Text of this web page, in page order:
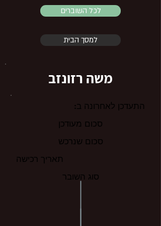
לכל השוברים
למסך הבית
משה רזונזב
התעדכן לאחרונה ב:
סכום מעודכן
סכום שנרכש
תאריך רכישה
סוג השובר